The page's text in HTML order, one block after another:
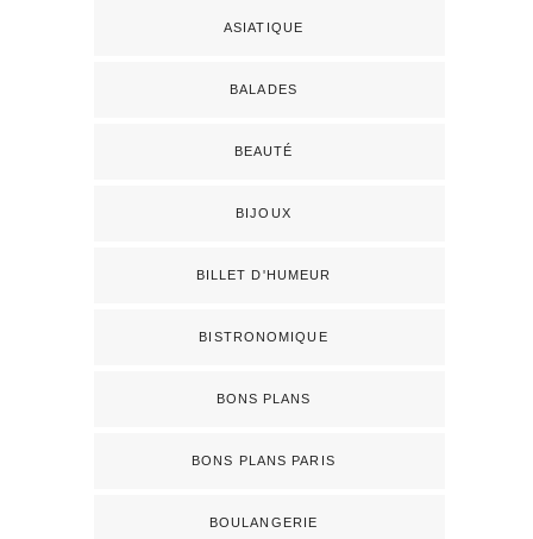
ASIATIQUE
BALADES
BEAUTÉ
BIJOUX
BILLET D'HUMEUR
BISTRONOMIQUE
BONS PLANS
BONS PLANS PARIS
BOULANGERIE